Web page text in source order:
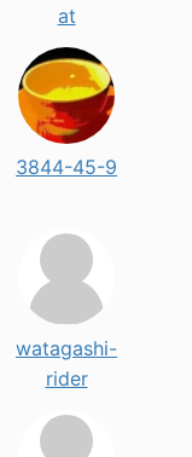
at
3844-45-9
watagashi-
rider